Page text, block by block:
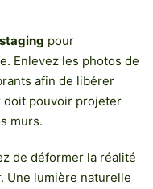
pour
Enlevez les photos de
afin de libérer
doit pouvoir projeter
murs.
de déformer la réalité
Une lumière naturelle